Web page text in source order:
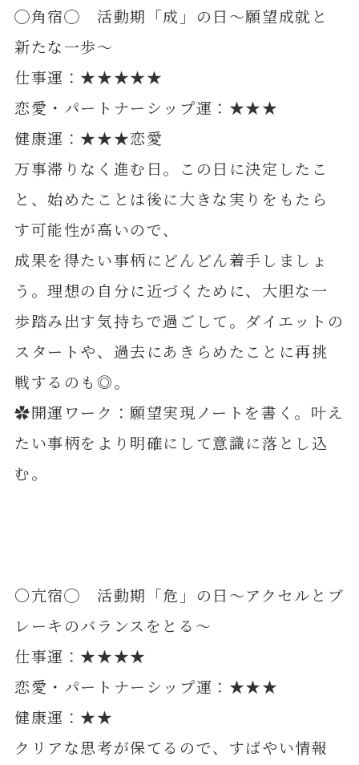
◯角宿◯ 活動期「成」の日～願望成就と
新たな一歩～
仕事運：★★★★★
恋愛・パートナーシップ運：★★★
健康運：★★★恋愛
万事滞りなく進む日。この日に決定したこ
と、始めたことは後に大きな実りをもたら
す可能性が高いので、
成果を得たい事柄にどんどん着手しましょ
う。理想の自分に近づくために、大胆な一
歩踏み出す気持ちで過ごして。ダイエットの
スタートや、過去にあきらめたことに再挑
戦するのも◎。
✿開運ワーク：願望実現ノートを書く。叶え
たい事柄をより明確にして意識に落とし込
む。
〇亢宿◯ 活動期「危」の日～アクセルとブ
レーキのバランスをとる～
仕事運：★★★★
恋愛・パートナーシップ運：★★★
健康運：★★
クリアな思考が保てるので、すばやい情報